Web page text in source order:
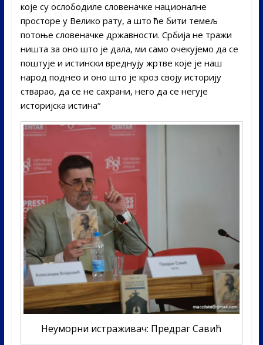
које су ослободиле словеначке националне
просторе у Велико рату, а што ће бити темељ
потоње словеначке државности. Србија не тражи
ништа за оно што је дала, ми само очекујемо да се
поштује и истински вреднују жртве које је наш
народ поднео и оно што је кроз своју историју
стварао, да се не сахрани, него да се негује
историјска истина“
Неуморни истраживач: Предраг Савић